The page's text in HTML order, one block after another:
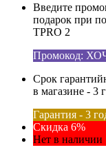
Введите
подарок при
TPRO 2
Промокод:
Срок
в магазине - 3
Гарантия - 3
Скидка 6%
Нет в наличии